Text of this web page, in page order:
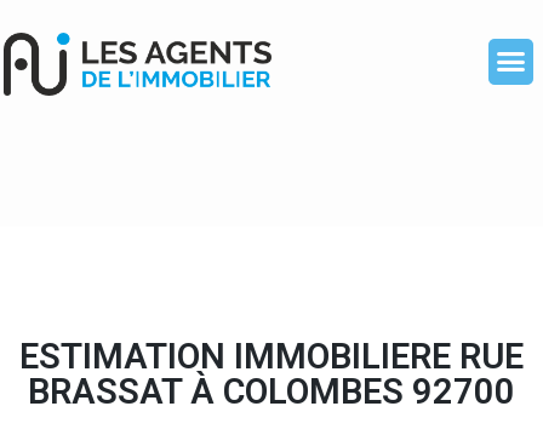
ESTIMATION IMMOBILIERE RUE
BRASSAT À COLOMBES 92700